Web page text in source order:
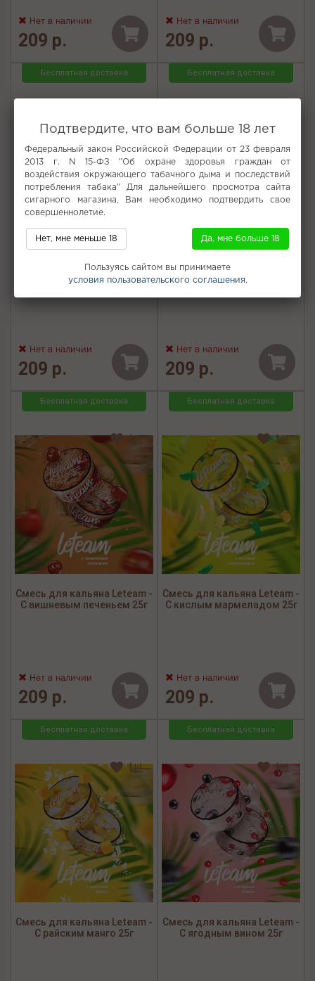
Нет в наличии
209 р.
Нет в наличии
209 р.
Бесплатная доставка
Смесь для кальяна Leteam -
С Экзотическим фрешем 25г
Нет в наличии
209 р.
Бесплатная доставка
Смесь для кальяна Leteam -
С Яблочной содовой 25г
Нет в наличии
209 р.
Бесплатная доставка
Смесь для кальяна Leteam -
С вишневым печеньем 25г
Нет в наличии
209 р.
Бесплатная доставка
Смесь для кальяна Leteam -
С кислым мармеладом 25г
Нет в наличии
209 р.
Бесплатная доставка
Смесь для кальяна Leteam -
С райским манго 25г
Бесплатная доставка
Смесь для кальяна Leteam -
С ягодным вином 25г
Подтвердите, что вам больше 18 лет
Федеральный закон Российской Федерации от 23 февраля
2013 г. N 15-ФЗ "Об охране здоровья граждан от
воздействия окружающего табачного дыма и последствий
потребления табака" Для дальнейшего просмотра сайта
сигарного магазина, Вам необходимо подтвердить свое
совершеннолетие.
Нет, мне меньше 18 Да, мне больше 18
Пользуясь сайтом вы принимаете
условия пользовательского соглашения.